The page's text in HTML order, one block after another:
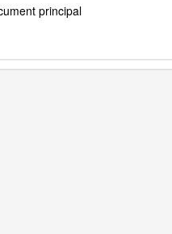
principal